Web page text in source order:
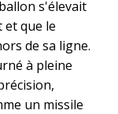
s'élevait
et que le
de sa ligne.
à pleine
un missile